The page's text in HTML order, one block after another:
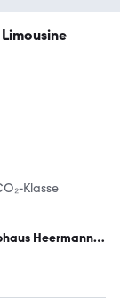
Klasse
Heermann